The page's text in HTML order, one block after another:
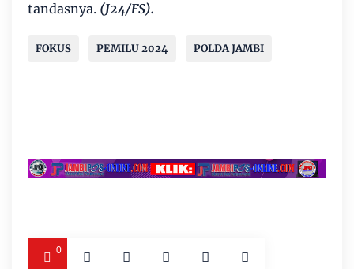
tandasnya. (J24/FS).
FOKUS PEMILU 2024 POLDA JAMBI
0